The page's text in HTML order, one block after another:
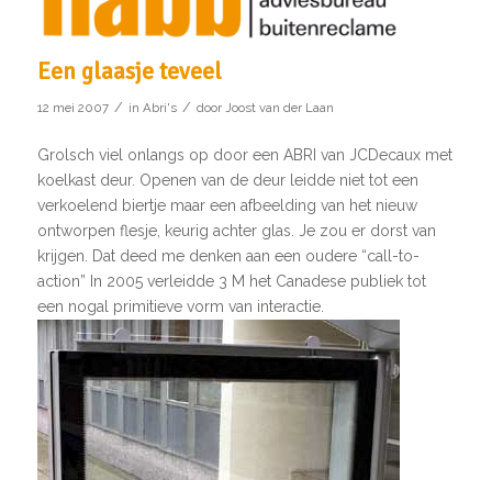
Een glaasje teveel
12 mei 2007 / in Abri's / door Joost van der Laan
Grolsch viel onlangs op door een ABRI van JCDecaux met
koelkast deur. Openen van de deur leidde niet tot een
verkoelend biertje maar een afbeelding van het nieuw
ontworpen flesje, keurig achter glas. Je zou er dorst van
krijgen. Dat deed me denken aan een oudere “call-to-
action” In 2005 verleidde 3 M het Canadese publiek tot
een nogal primitieve vorm van interactie.